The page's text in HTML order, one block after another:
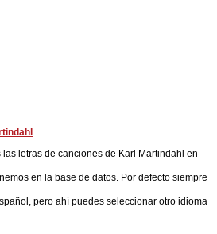
letras de canciones de Karl Martindahl en
en la base de datos. Por defecto siempre
pero ahí puedes seleccionar otro idioma